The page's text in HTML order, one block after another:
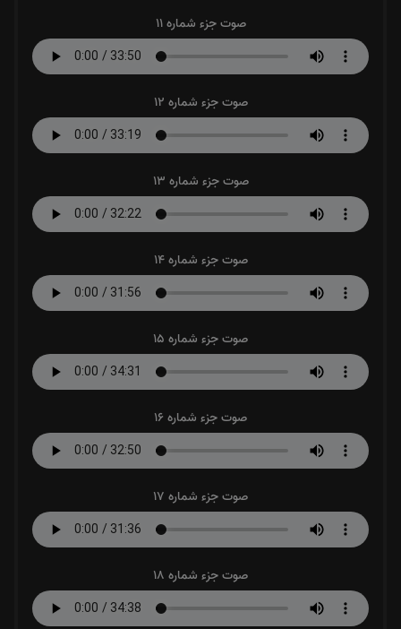
صوت جزء شماره 11
صوت جزء شماره 12
صوت جزء شماره 13
صوت جزء شماره 14
صوت جزء شماره 15
صوت جزء شماره 16
صوت جزء شماره 17
صوت جزء شماره 18